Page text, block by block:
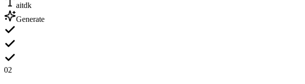
aitdk
Generate
02